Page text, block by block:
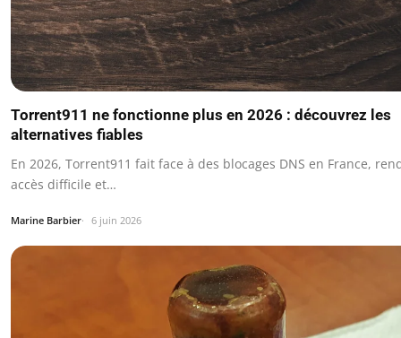
Torrent911 ne fonctionne plus en 2026 : découvrez les
alternatives fiables
En 2026, Torrent911 fait face à des blocages DNS en France,
accès difficile et…
Marine Barbier 6 juin 2026